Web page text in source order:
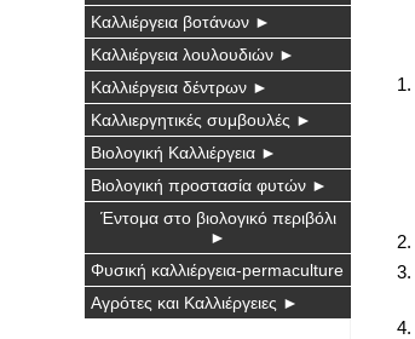
Καλλιέργεια βοτάνων ►
Καλλιέργεια λουλουδιών ►
Καλλιέργεια δέντρων ►
Καλλιεργητικές συμβουλές ►
Βιολογική Καλλιέργεια ►
Βιολογική προστασία φυτών ►
Έντομα στο βιολογικό περιβόλι
►
Φυσική καλλιέργεια-permaculture
Αγρότες και Καλλιέργειες ►